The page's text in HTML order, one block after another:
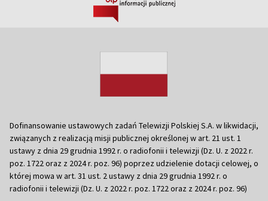
Dofinansowanie ustawowych zadań Telewizji Polskiej S.A. w likwidacji,
związanych z realizacją misji publicznej określonej w art. 21 ust. 1
ustawy z dnia 29 grudnia 1992 r. o radiofonii i telewizji (Dz. U. z 2022 r.
poz. 1722 oraz z 2024 r. poz. 96) poprzez udzielenie dotacji celowej, o
której mowa w art. 31 ust. 2 ustawy z dnia 29 grudnia 1992 r. o
radiofonii i telewizji (Dz. U. z 2022 r. poz. 1722 oraz z 2024 r. poz. 96)